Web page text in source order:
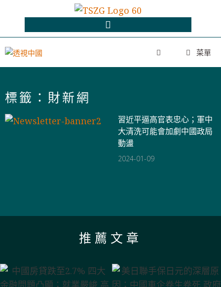
菜單
標籤：財新網
習近平逼高官表忠心；軍中
大清洗可能會加劇中國政局
動盪
2024-01-09
推薦文章
中國房貸跌至2.7% 四大
金融問題凸顯；就業嚴峻
美日聯手保日元的深層原
因；中國車企卷生卷死 政